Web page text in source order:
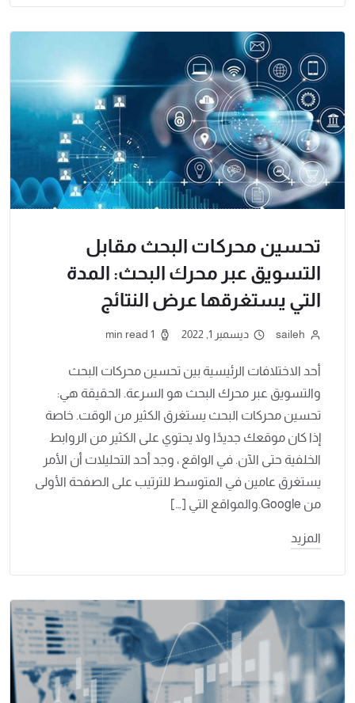
تحسين محركات البحث مقابل
التسويق عبر محرك البحث: المدة
التي يستغرقها عرض النتائج
saileh ديسمبر 1, 2022 1 min read
أحد الاختلافات الرئيسية بين تحسين محركات البحث
والتسويق عبر محرك البحث هو السرعة. الحقيقة هي:
تحسين محركات البحث يستغرق الكثير من الوقت. خاصة
إذا كان موقعك جديدًا ولا يحتوي على الكثير من الروابط
الخلفية حتى الآن. في الواقع ، وجد أحد التحليلات أن الأمر
يستغرق عامين في المتوسط ​​للترتيب على الصفحة الأولى
من Google.والمواقع التي […]
المزيد